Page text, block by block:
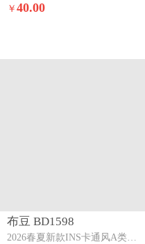
￥40.00
布豆 BD1598
2026春夏新款INS卡通风A类全棉双层纱三四件套雾咖柔花